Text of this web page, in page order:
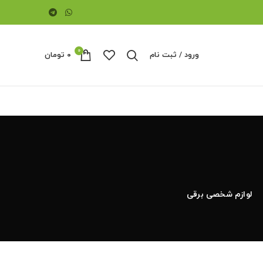
ورود / ثبت نام 0 ۰ تومان
لوازم شخصی برقی